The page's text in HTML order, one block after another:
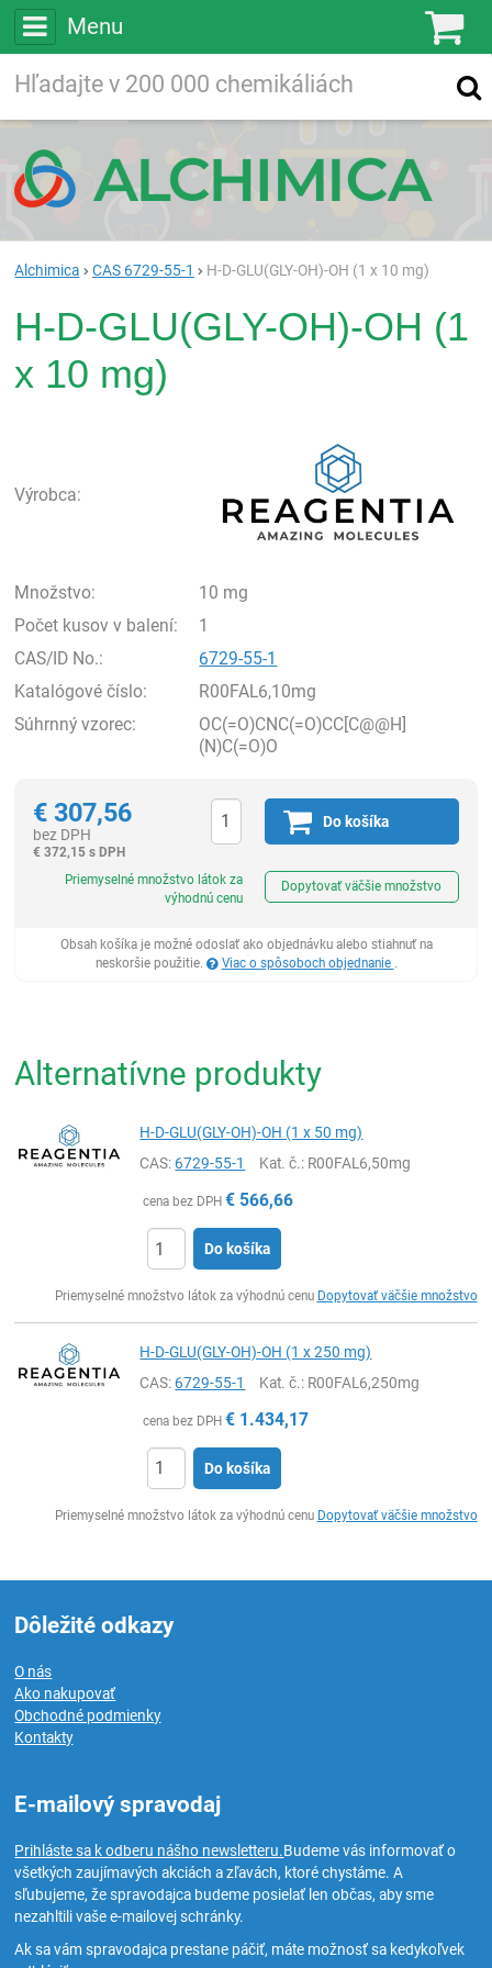
Menu
Vyhľadávanie
Alchimica CAS 6729-55-1 H-D-GLU(GLY-OH)-OH (1 x 10 mg)
H-D-GLU(GLY-OH)-OH (1
x 10 mg)
Výrobca:
Množstvo:
10 mg
Počet kusov v balení:
1
CAS/ID No.:
6729-55-1
Katalógové číslo:
R00FAL6,10mg
Súhrnný vzorec:
OC(=O)CNC(=O)CC[C@@H]
(N)C(=O)O
€ 307,56
bez DPH
€ 372,15 s DPH
Do košíka
Priemyselné množstvo látok za
výhodnú cenu
Dopytovať väčšie množstvo
Obsah košíka je možné odoslať ako objednávku alebo stiahnuť na
neskoršie použitie.
Viac o spôsoboch objednanie .
Alternatívne produkty
H-D-GLU(GLY-OH)-OH (1 x 50 mg)
CAS:6729-55-1 Kat. č.: R00FAL6,50mg
cena bez DPH € 566,66
Do košíka
Priemyselné množstvo látok za výhodnú cenu Dopytovať väčšie množstvo
H-D-GLU(GLY-OH)-OH (1 x 250 mg)
CAS:6729-55-1 Kat. č.: R00FAL6,250mg
cena bez DPH € 1.434,17
Do košíka
Priemyselné množstvo látok za výhodnú cenu Dopytovať väčšie množstvo
Dôležité odkazy
O nás
Ako nakupovať
Obchodné podmienky
Kontakty
E-mailový spravodaj
Prihláste sa k odberu nášho newsletteru.Budeme vás informovať o
všetkých zaujímavých akciách a zľavách, ktoré chystáme. A
sľubujeme, že spravodajca budeme posielať len občas, aby sme
nezahltili vaše e-mailovej schránky.
Ak sa vám spravodajca prestane páčiť, máte možnosť sa kedykoľvek